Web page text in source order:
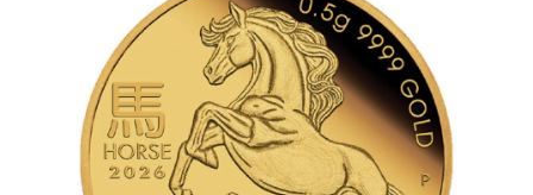
hvězdiček.